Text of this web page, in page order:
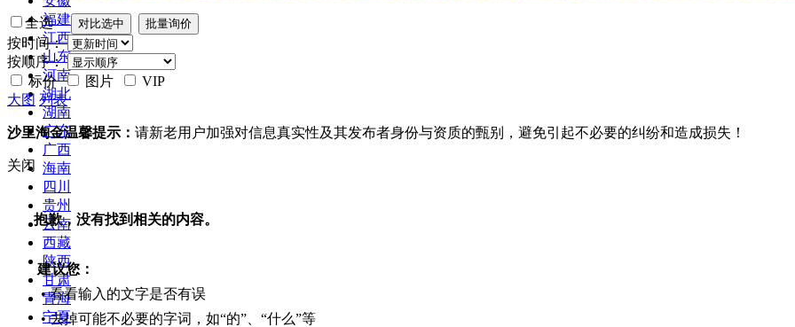
福建
江西
山东
河南
湖北
湖南
广东
广西
海南
四川
贵州
云南
西藏
陕西
甘肃
青海
宁夏
全选
按时间：
按顺序：
标价
图片
VIP
大图 列表
沙里淘金温馨提示： 请新老用户加强对信息真实性及其发布者身份与资质的甄别，避免引起不必要的纠纷和造成损失！
关闭
抱歉，没有找到相关的内容。
建议您：
• 看看输入的文字是否有误
• 去掉可能不必要的字词，如“的”、“什么”等